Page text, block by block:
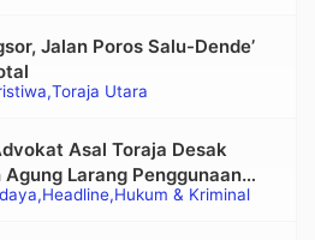
Toraja Utara
Jalan Poros Salu-Dende’
Headline Hukum & Kriminal
Asal Toraja Desak
Larang Penggunaan
Eksekusi Rumah Adat